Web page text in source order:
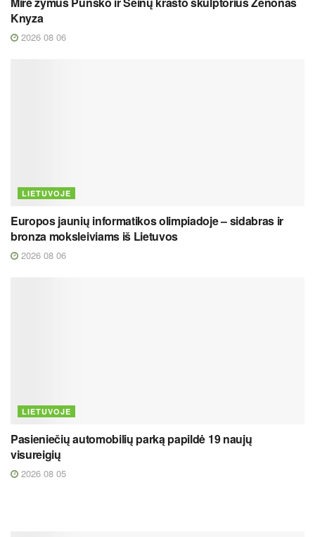
Knyza
2026 08 06
LIETUVOJE
Europos jaunių informatikos olimpiadoje – sidabras ir
bronza moksleiviams iš Lietuvos
2026 08 06
LIETUVOJE
Pasieniečių automobilių parką papildė 19 naujų
visureigių
2026 08 05